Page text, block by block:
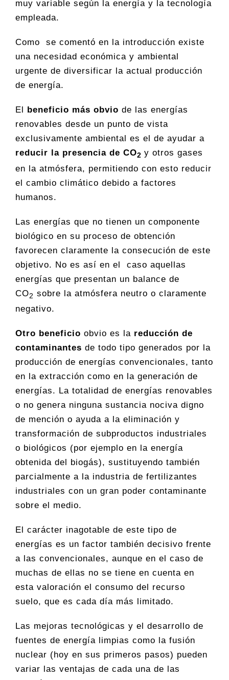
muy variable según la energía y la tecnología
empleada.
Como se comentó en la introducción existe
una necesidad económica y ambiental
urgente de diversificar la actual producción
de energía.
El beneficio más obvio de las energías
renovables desde un punto de vista
exclusivamente ambiental es el de ayudar a
reducir la presencia de CO2 y otros gases
en la atmósfera, permitiendo con esto reducir
el cambio climático debido a factores
humanos.
Las energías que no tienen un componente
biológico en su proceso de obtención
favorecen claramente la consecución de este
objetivo. No es así en el caso aquellas
energías que presentan un balance de
CO2 sobre la atmósfera neutro o claramente
negativo.
Otro beneficio obvio es la reducción de
contaminantes de todo tipo generados por la
producción de energías convencionales, tanto
en la extracción como en la generación de
energías. La totalidad de energías renovables
o no genera ninguna sustancia nociva digno
de mención o ayuda a la eliminación y
transformación de subproductos industriales
o biológicos (por ejemplo en la energía
obtenida del biogás), sustituyendo también
parcialmente a la industria de fertilizantes
industriales con un gran poder contaminante
sobre el medio.
El carácter inagotable de este tipo de
energías es un factor también decisivo frente
a las convencionales, aunque en el caso de
muchas de ellas no se tiene en cuenta en
esta valoración el consumo del recurso
suelo, que es cada día más limitado.
Las mejoras tecnológicas y el desarrollo de
fuentes de energía limpias como la fusión
nuclear (hoy en sus primeros pasos) pueden
variar las ventajas de cada una de las